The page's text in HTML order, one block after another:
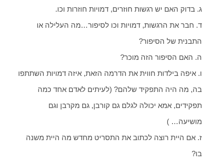
ג. בדוק האם יש רגשות חוזרים, דמויות חוזרות וכו.
ד. חבר את הרגשות, דמויות וכו לסיפור…מה העלילה או
התבנית של הסיפור?
ה. האם הסיפור הזה מוכר?
ו. איפה בילדות חווית את הדרמה הזאת, איזה דמויות השתתפו
בה, מה היה התפקיד שלהם? (לעיתים לאדם אחד כמה
תפקידים, אמא יכולה לגלם גם קורבן, גם מקרבן וגם
מושיעה… )
ז. אם היית רוצה לכתוב את התסריט מחדש מה היית משנה
בו?